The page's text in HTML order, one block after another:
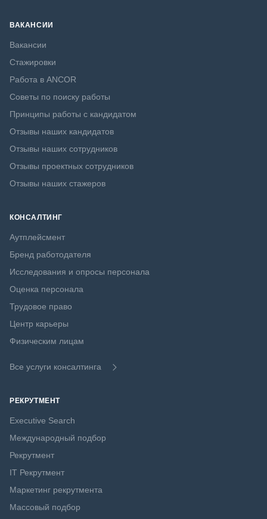
ВАКАНСИИ
Вакансии
Стажировки
Работа в ANCOR
Советы по поиску работы
Принципы работы с кандидатом
Отзывы наших кандидатов
Отзывы наших сотрудников
Отзывы проектных сотрудников
Отзывы наших стажеров
КОНСАЛТИНГ
Аутплейсмент
Бренд работодателя
Исследования и опросы персонала
Оценка персонала
Трудовое право
Центр карьеры
Физическим лицам
Все услуги консалтинга
РЕКРУТМЕНТ
Executive Search
Международный подбор
Рекрутмент
IT Рекрутмент
Маркетинг рекрутмента
Массовый подбор